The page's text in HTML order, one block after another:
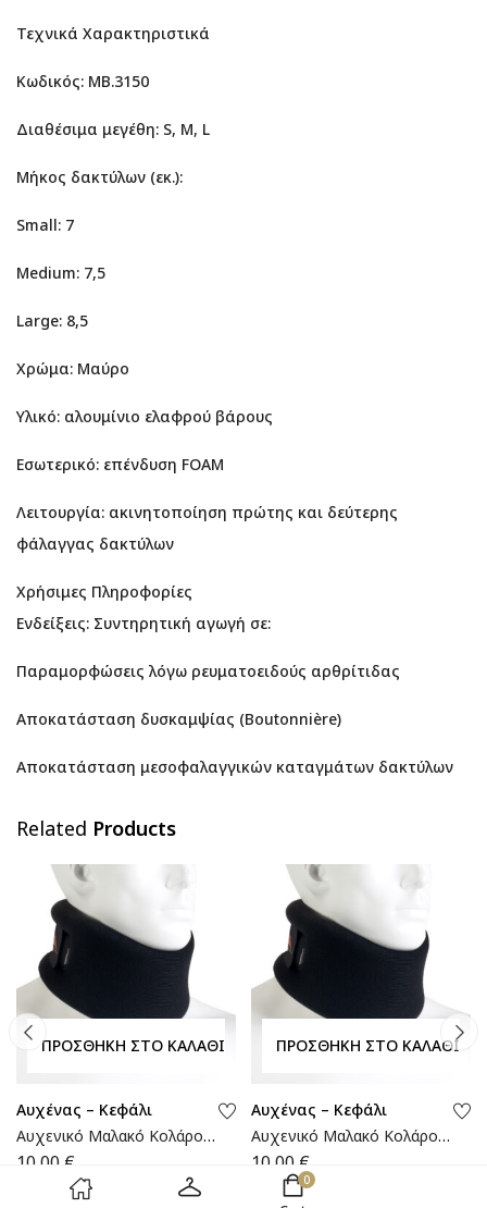
Τεχνικά Χαρακτηριστικά
Κωδικός: MB.3150
Διαθέσιμα μεγέθη: S, M, L
Μήκος δακτύλων (εκ.):
Small: 7
Medium: 7,5
Large: 8,5
Χρώμα: Μαύρο
Υλικό: αλουμίνιο ελαφρού βάρους
Εσωτερικό: επένδυση FOAM
Λειτουργία: ακινητοποίηση πρώτης και δεύτερης
φάλαγγας δακτύλων
Χρήσιμες Πληροφορίες
Ενδείξεις: Συντηρητική αγωγή σε:
Παραμορφώσεις λόγω ρευματοειδούς αρθρίτιδας
Αποκατάσταση δυσκαμψίας (Boutonnière)
Αποκατάσταση μεσοφαλαγγικών καταγμάτων δακτύλων
Related Products
ΠΡΟΣΘΉΚΗ ΣΤΟ ΚΑΛΆΘΙ
Αυχένας – Κεφάλι
Αυχενικό Μαλακό Κολάρο |
MB.160 | Wemed
10,00 €
ΠΡΟΣΘΉΚΗ ΣΤΟ ΚΑΛΆΘΙ
Αυχένας – Κεφάλι
Αυχενικό Μαλακό Κολάρο |
MB.180 | Wemed
10,00 €
0